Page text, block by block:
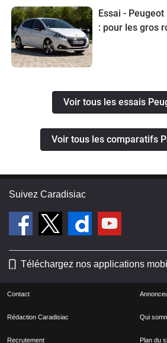
Essai -
: pour les gros
Voir tous les essais
Voir tous les comparatifs
Suivez Caradisiac
Téléchargez nos applications
Contact
Rédaction Caradisiac Qui
Recrutement Plan du